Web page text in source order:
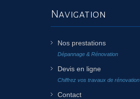
Navigation
Nos prestations
Dépannage & Rénovation
Devis en ligne
Chiffrez vos travaux de rénovation
Contact